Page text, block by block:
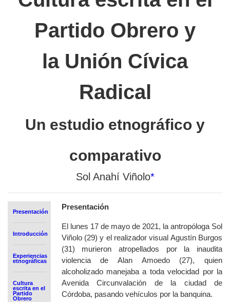
Partido Obrero y
la Unión Cívica
Radical
Un estudio etnográfico y
comparativo
Sol Anahí Viñolo*
Presentación
Introducción
Experiencias
etnográficas
Cultura
escrita en el
Partido
Obrero
Presentación
El lunes 17 de mayo de 2021, la antropóloga Sol
Viñolo (29) y el realizador visual Agustín Burgos
(31) murieron atropellados por la inaudita
violencia de Alan Amoedo (27), quien
alcoholizado manejaba a toda velocidad por la
Avenida Circunvalación de la ciudad de
Córdoba, pasando vehículos por la banquina.